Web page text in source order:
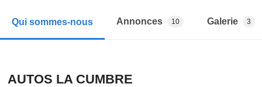
Qui sommes-nous Annonces 10 Galerie 3
AUTOS LA CUMBRE